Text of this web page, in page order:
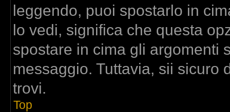
leggendo, puoi spostarlo in
lo vedi, significa che questa
spostare in cima gli argomenti
messaggio. Tuttavia, sii sicuro
trovi.
Top